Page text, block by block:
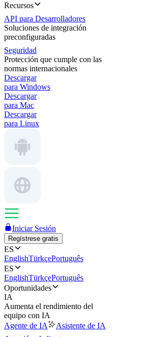
Recursos
API para Desarrolladores
Soluciones de integración
preconfiguradas
Seguridad
Protección que cumple con las
normas internacionales
Descargar
para Windows
Descargar
para Mac
Descargar
para Linux
Iniciar Sesión
Regístrese gratis
ES
EnglishTürkçePortuguês
ES
EnglishTürkçePortuguês
Oportunidades
IA
Aumenta el rendimiento del
equipo con IA
Agente de IA
Asistente de IA